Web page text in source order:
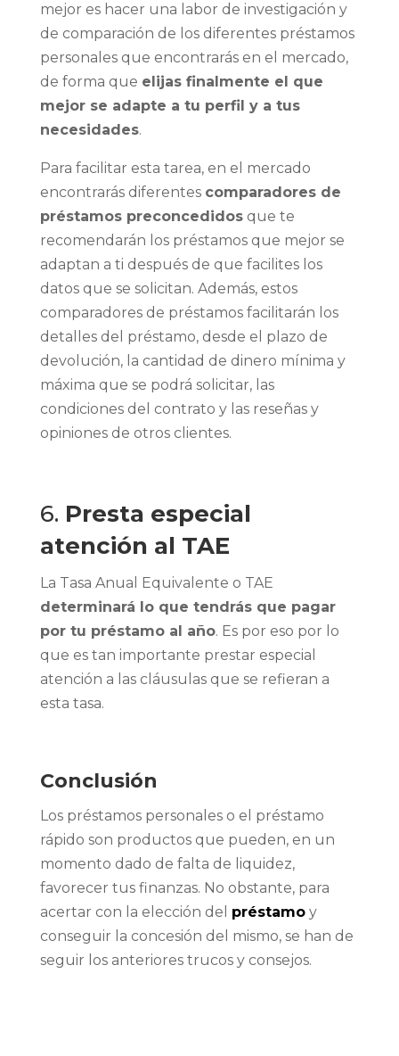
mejor es hacer una labor de investigación y
de comparación de los diferentes préstamos
personales que encontrarás en el mercado,
de forma que elijas finalmente el que
mejor se adapte a tu perfil y a tus
necesidades.
Para facilitar esta tarea, en el mercado
encontrarás diferentes comparadores de
préstamospreconcedidosque te
recomendarán los préstamos que mejor se
adaptan a ti después de que facilites los
datos que se solicitan. Además, estos
comparadores de préstamos facilitarán los
detalles del préstamo, desde el plazo de
devolución, la cantidad de dinero mínima y
máxima que se podrá solicitar, las
condiciones del contrato y las reseñas y
opiniones de otros clientes.
6. Presta especial
atención al TAE
La Tasa Anual Equivalente o TAE
determinará lo que tendrás que pagar
por tu préstamo al año. Es por eso por lo
que es tan importante prestar especial
atención a las cláusulas que se refieran a
esta tasa.
Conclusión
Los préstamos personales o el préstamo
rápido son productos que pueden, en un
momento dado de falta de liquidez,
favorecer tus finanzas. No obstante, para
acertar con la elección del préstamoy
conseguir la concesión del mismo, se han de
seguir los anteriores trucos y consejos.